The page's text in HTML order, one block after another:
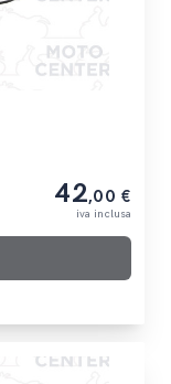
42,00 €
iva inclusa